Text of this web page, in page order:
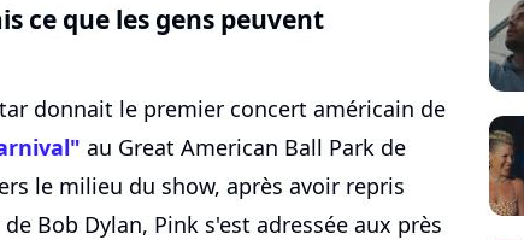
ce que les gens peuvent
donnait le premier concert américain de
au Great American Ball Park de
le milieu du show, après avoir repris
de Bob Dylan, Pink s'est adressée aux près